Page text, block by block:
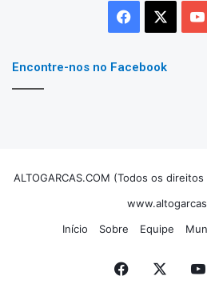
Facebook
Encontre-nos no Facebook
ALTOGARCAS.COM (Todos os
Início
Sobre Equipe
Facebook